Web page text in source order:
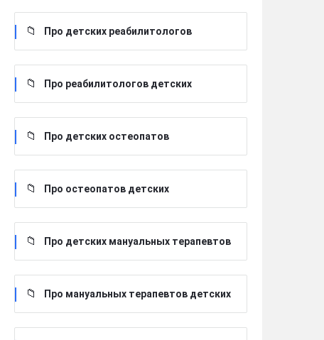
Про детских реабилитологов
Про реабилитологов детских
Про детских остеопатов
Про остеопатов детских
Про детских мануальных терапевтов
Про мануальных терапевтов детских